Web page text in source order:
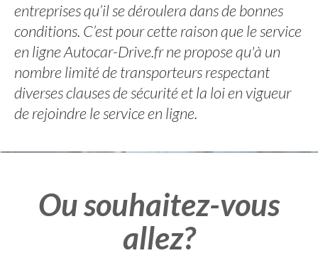
entreprises qu’il se déroulera dans de bonnes
conditions. C’est pour cette raison que le service
en ligne Autocar-Drive.fr ne propose qu'à un
nombre limité de transporteurs respectant
diverses clauses de sécurité et la loi en vigueur
de rejoindre le service en ligne.
Ou souhaitez-vous
allez?